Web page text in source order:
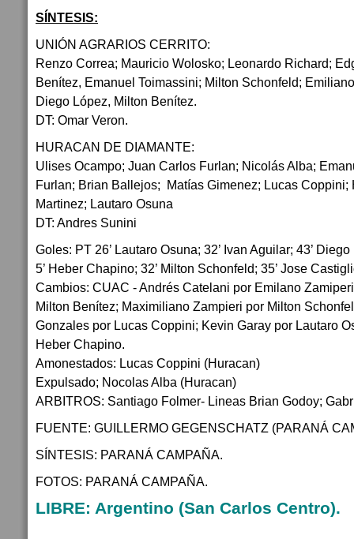
SÍNTESIS:
UNIÓN AGRARIOS CERRITO:
Renzo Correa; Mauricio Wolosko; Leonardo Richard;
Benítez, Emanuel Toimassini; Milton Schonfeld;
Diego López, Milton Benítez.
DT: Omar Veron.
HURACAN DE DIAMANTE:
Ulises Ocampo; Juan Carlos Furlan; Nicolás Alba;
Furlan; Brian Ballejos; Matías Gimenez; Lucas Coppini;
Martinez; Lautaro Osuna
DT: Andres Sunini
Goles: PT 26’ Lautaro Osuna; 32’ Ivan Aguilar; 43’
5’ Heber Chapino; 32’ Milton Schonfeld; 35’ Jose
Cambios: CUAC - Andrés Catelani por Emilano
Milton Benítez; Maximiliano Zampieri por Milton
Gonzales por Lucas Coppini; Kevin Garay por Lautaro
Heber Chapino.
Amonestados: Lucas Coppini (Huracan)
Expulsado; Nocolas Alba (Huracan)
ARBITROS: Santiago Folmer- Lineas Brian Godoy;
FUENTE: GUILLERMO GEGENSCHATZ (PARANÁ
SÍNTESIS: PARANÁ CAMPAÑA.
FOTOS: PARANÁ CAMPAÑA.
LIBRE: Argentino (San Carlos Centro).